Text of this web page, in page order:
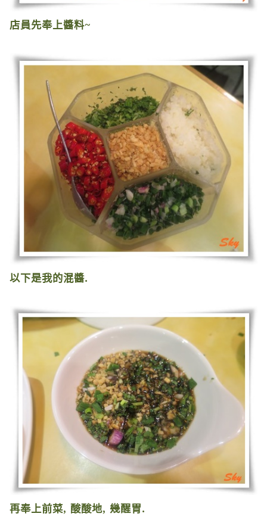
店員先奉上醬料~
以下是我的混醬.
再奉上前菜, 酸酸地, 幾醒胃.